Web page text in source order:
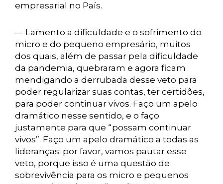
empresarial no País.
— Lamento a dificuldade e o sofrimento do
micro e do pequeno empresário, muitos
dos quais, além de passar pela dificuldade
da pandemia, quebraram e agora ficam
mendigando a derrubada desse veto para
poder regularizar suas contas, ter certidões,
para poder continuar vivos. Faço um apelo
dramático nesse sentido, e o faço
justamente para que “possam continuar
vivos”. Faço um apelo dramático a todas as
lideranças: por favor, vamos pautar esse
veto, porque isso é uma questão de
sobrevivência para os micro e pequenos